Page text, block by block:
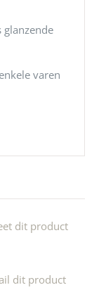
glanzende
varen
dit product
dit product